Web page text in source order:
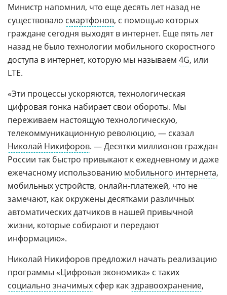
Министр напомнил, что еще десять лет назад не
существовало смартфонов, с помощью которых
граждане сегодня выходят в интернет. Еще пять лет
назад не было технологии мобильного скоростного
доступа в интернет, которую мы называем 4G, или
LTE.
«Эти процессы ускоряются, технологическая
цифровая гонка набирает свои обороты. Мы
переживаем настоящую технологическую,
телекоммуникационную революцию, — сказал
Николай Никифоров. — Десятки миллионов граждан
России так быстро привыкают к ежедневному и даже
ежечасному использованию мобильного интернета,
мобильных устройств, онлайн-платежей, что не
замечают, как окружены десятками различных
автоматических датчиков в нашей привычной
жизни, которые собирают и передают
информацию».
Николай Никифоров предложил начать реализацию
программы «Цифровая экономика» с таких
социально значимых сфер какздравоохранение,